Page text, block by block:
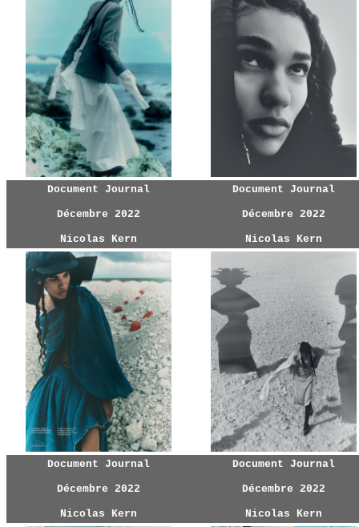
Document Journal
Décembre 2022
Nicolas Kern
Document Journal
Décembre 2022
Nicolas Kern
Document Journal
Décembre 2022
Nicolas Kern
Document Journal
Décembre 2022
Nicolas Kern